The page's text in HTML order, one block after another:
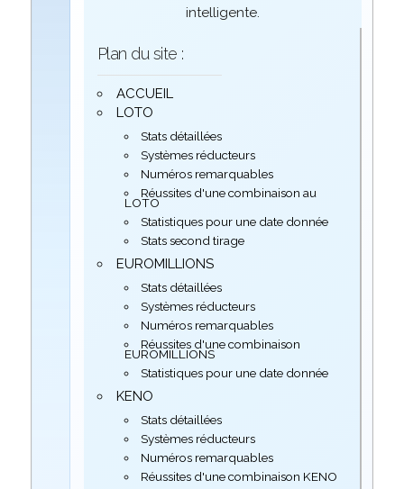
intelligente.
Plan du site :
ACCUEIL
LOTO
Stats détaillées
Systèmes réducteurs
Numéros remarquables
Réussites d'une combinaison au
LOTO
Statistiques pour une date donnée
Stats second tirage
EUROMILLIONS
Stats détaillées
Systèmes réducteurs
Numéros remarquables
Réussites d'une combinaison
EUROMILLIONS
Statistiques pour une date donnée
KENO
Stats détaillées
Systèmes réducteurs
Numéros remarquables
Réussites d'une combinaison KENO